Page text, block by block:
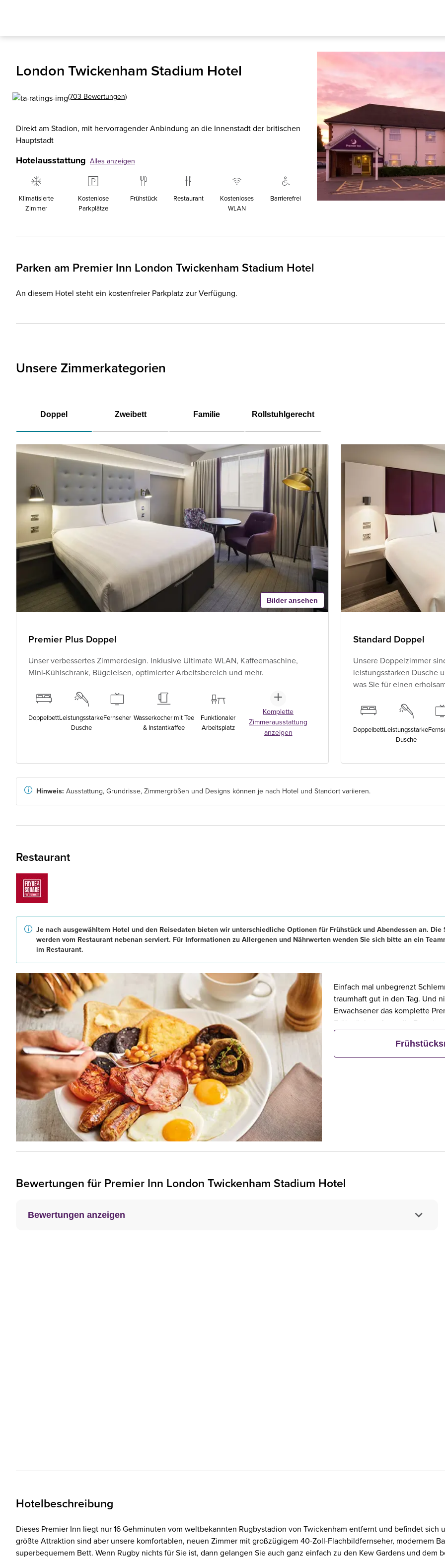
London Twickenham Stadium Hotel
(703 Bewertungen)
Direkt am Stadion, mit hervorragender Anbindung an die Innenstadt der britischen
Hauptstadt
Hotelausstattung Alles anzeigen
Klimatisierte
Zimmer
Kostenlose
Parkplätze
Frühstück Restaurant
Kostenloses
WLAN
Barrierefrei
Parken am Premier Inn London Twickenham Stadium Hotel
An diesem Hotel steht ein kostenfreier Parkplatz zur Verfügung.
Unsere Zimmerkategorien
Doppel Zweibett Familie Rollstuhlgerecht
Bilder ansehen
Premier Plus Doppel
Unser verbessertes Zimmerdesign. Inklusive Ultimate WLAN, Kaffeemaschine,
Mini-Kühlschrank, Bügeleisen, optimierter Arbeitsbereich und mehr.
DoppelbettLeistungsstarke
Dusche
Fernseher Wasserkocher mit Tee
& Instantkaffee
Funktionaler
Arbeitsplatz
Komplette
Zimmerausstattung
anzeigen
Standard Doppel
Unsere Doppelzimmer
leistungsstarken Dusche
was Sie für einen
DoppelbettLeistungsstarke
Dusche
Hinweis: Ausstattung, Grundrisse, Zimmergrößen und Designs können je nach Hotel und Standort variieren.
Restaurant
Je nach ausgewähltem Hotel und den Reisedaten bieten wir unterschiedliche Optionen für Frühstück und Abendessen an. Die
werden vom Restaurant nebenan serviert. Für Informationen zu Allergenen und Nährwerten wenden Sie sich bitte an ein
im Restaurant.
Einfach mal unbegrenzt
traumhaft gut in den Tag. Und
Erwachsener das komplette
Frühstück umfasst alle
saftige Würstchen, Eier nach
kontinentale Frühstück – die
Natürlich sind alle
Bewertungen für Premier Inn London Twickenham Stadium Hotel
Bewertungen anzeigen
Hotelbeschreibung
Dieses Premier Inn liegt nur 16 Gehminuten vom weltbekannten Rugbystadion von Twickenham entfernt und befindet
größte Attraktion sind aber unsere komfortablen, neuen Zimmer mit großzügigem 40-Zoll-Flachbildfernseher, modernem
superbequemem Bett. Wenn Rugby nichts für Sie ist, dann gelangen Sie auch ganz einfach zu den Kew Gardens und dem